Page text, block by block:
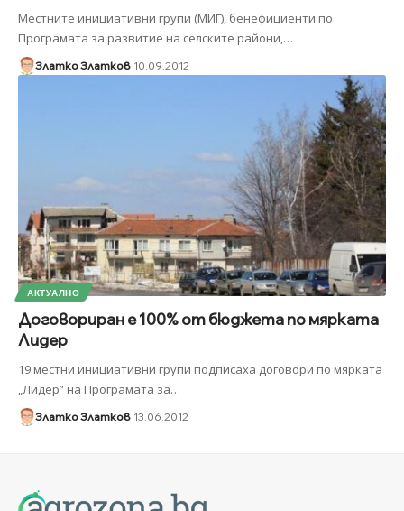
Местните инициативни групи (МИГ), бенефициенти по
Програмата за развитие на селските райони,…
Златко Златков 10.09.2012
АКТУАЛНО
Договориран е 100% от бюджета по мярката
Лидер
19 местни инициативни групи подписаха договори по мярката
„Лидер” на Програмата за…
Златко Златков 13.06.2012